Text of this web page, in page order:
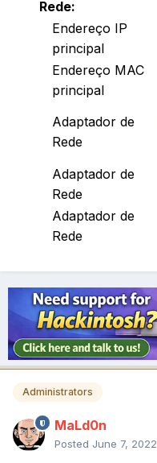
Rede:
Endereço IP
principal
Endereço MAC
principal
Adaptador de
Rede
Adaptador de
Rede
Adaptador de
Rede
Administrators
MaLd0n
Posted June 7, 2022